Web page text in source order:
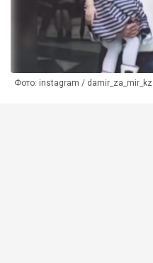
Фото: instagram / damir_za_mir_kz